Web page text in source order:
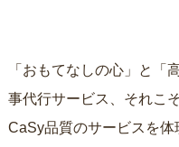
「おもてなしの心」と「
事代行サービス、それこ
CaSy品質のサービスを